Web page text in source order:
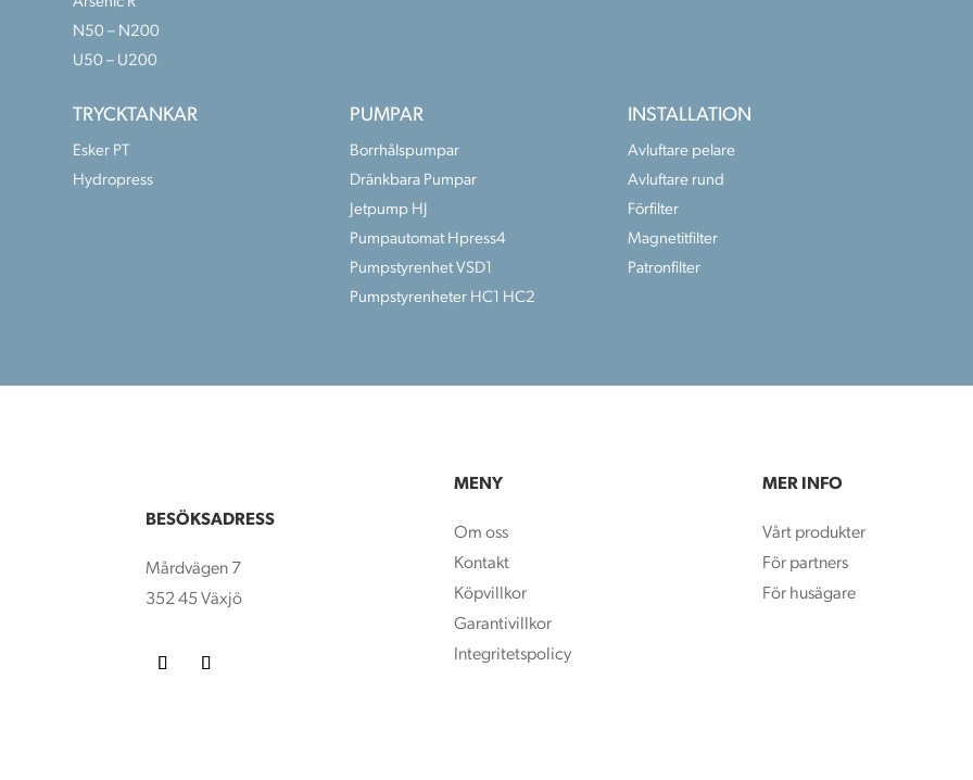
N50 – N200
U50 – U200
TRYCKTANKAR
Esker PT
Hydropress
PUMPAR
Borrhålspumpar
Dränkbara Pumpar
Jetpump HJ
Pumpautomat Hpress4
Pumpstyrenhet VSD1
Pumpstyrenheter HC1 HC2
INSTALLATION
Avluftare pelare
Avluftare rund
Förfilter
Magnetitfilter
Patronfilter
BESÖKSADRESS
Mårdvägen 7
352 45 Växjö
MENY
Om oss
Kontakt
Köpvillkor
Garantivillkor
Integritetspolicy
MER INFO
Vårt produkter
För partners
För husägare